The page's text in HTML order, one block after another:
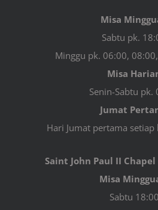
Misa
Sabtu pk.
Minggu pk. 06:00,
Misa
Senin-Sabtu pk.
Jumat
Hari Jumat pertama
Saint John Paul II
Misa
Sabtu 18:00